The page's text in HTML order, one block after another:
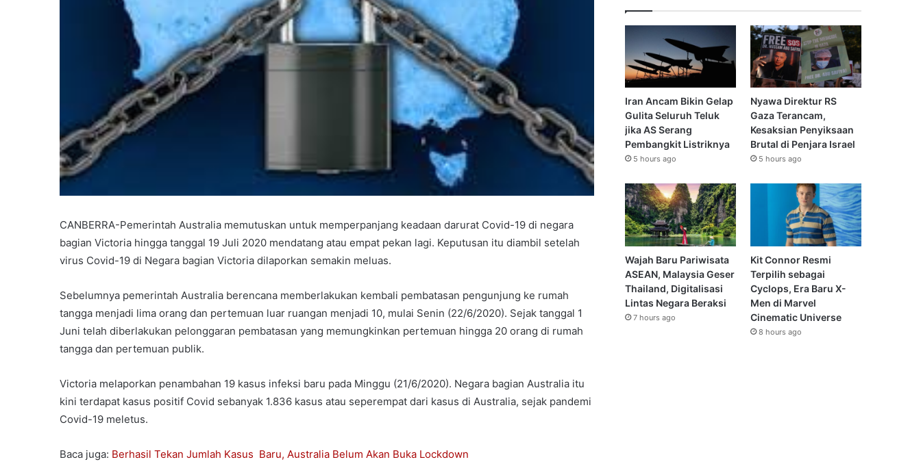
CANBERRA-Pemerintah Australia memutuskan untuk memperpanjang keadaan darurat Covid-19 di negara
bagian Victoria hingga tanggal 19 Juli 2020 mendatang atau empat pekan lagi. Keputusan itu diambil setelah
virus Covid-19 di Negara bagian Victoria dilaporkan semakin meluas.
Sebelumnya pemerintah Australia berencana memberlakukan kembali pembatasan pengunjung ke rumah
tangga menjadi lima orang dan pertemuan luar ruangan menjadi 10, mulai Senin (22/6/2020). Sejak tanggal 1
Juni telah diberlakukan pelonggaran pembatasan yang memungkinkan pertemuan hingga 20 orang di rumah
tangga dan pertemuan publik.
Victoria melaporkan penambahan 19 kasus infeksi baru pada Minggu (21/6/2020). Negara bagian Australia itu
kini terdapat kasus positif Covid sebanyak 1.836 kasus atau seperempat dari kasus di Australia, sejak pandemi
Covid-19 meletus.
Baca juga: Berhasil Tekan Jumlah Kasus Baru, Australia Belum Akan Buka Lockdown
Iran Ancam Bikin Gelap
Gulita Seluruh Teluk
jika AS Serang
Pembangkit Listriknya
5 hours ago
Nyawa Direktur RS
Gaza Terancam,
Kesaksian Penyiksaan
Brutal di Penjara Israel
5 hours ago
Wajah Baru Pariwisata
ASEAN, Malaysia Geser
Thailand, Digitalisasi
Lintas Negara Beraksi
7 hours ago
Kit Connor Resmi
Terpilih sebagai
Cyclops, Era Baru X-
Men di Marvel
Cinematic Universe
8 hours ago